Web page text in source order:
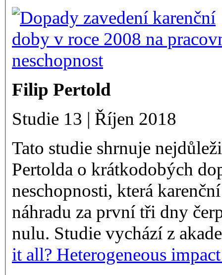
Filip Pertold
Studie 13 | Říjen 2018
Tato studie shrnuje
Pertolda o krátkodobých
neschopnosti, která
náhradu za první tři dny
nulu. Studie vychází z
it all? Heterogeneous